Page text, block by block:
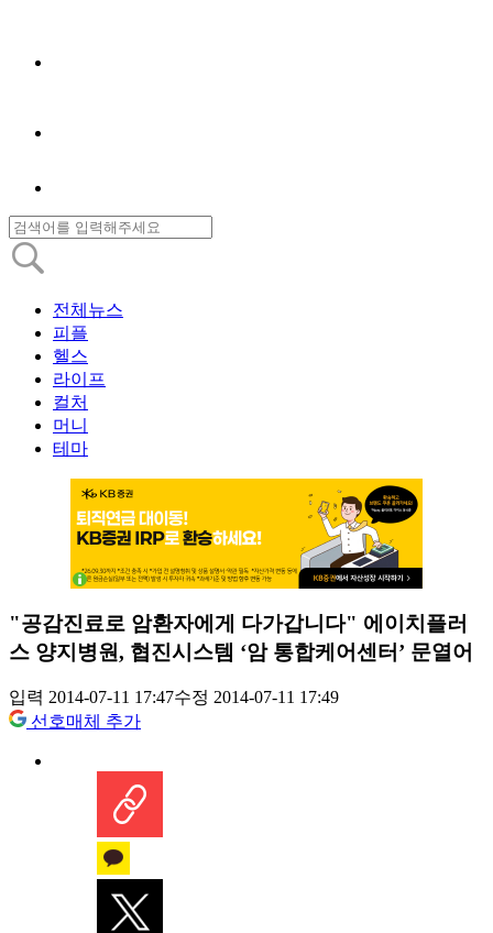
전체뉴스
피플
헬스
라이프
컬처
머니
테마
"공감진료로 암환자에게 다가갑니다" 에이치플러
스 양지병원, 협진시스템 ‘암 통합케어센터’ 문열어
입력 2014-07-11 17:47수정 2014-07-11 17:49
선호매체 추가